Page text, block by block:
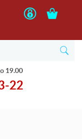
19.00
22